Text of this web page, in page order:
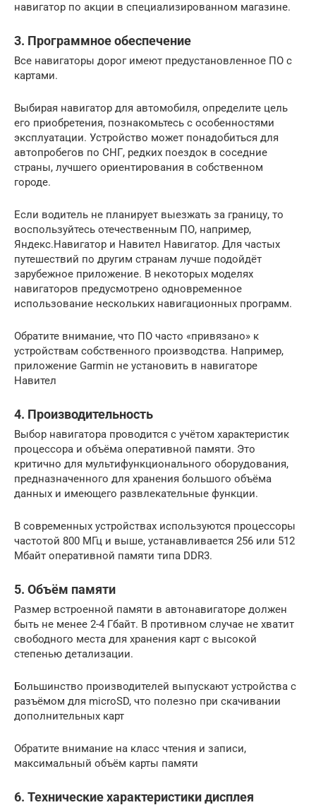
навигатор по акции в специализированном магазине.
3. Программное обеспечение
Все навигаторы дорог имеют предустановленное ПО с
картами.
Выбирая навигатор для автомобиля, определите цель
его приобретения, познакомьтесь с особенностями
эксплуатации. Устройство может понадобиться для
автопробегов по СНГ, редких поездок в соседние
страны, лучшего ориентирования в собственном
городе.
Если водитель не планирует выезжать за границу, то
воспользуйтесь отечественным ПО, например,
Яндекс.Навигатор и Навител Навигатор. Для частых
путешествий по другим странам лучше подойдёт
зарубежное приложение. В некоторых моделях
навигаторов предусмотрено одновременное
использование нескольких навигационных программ.
Обратите внимание, что ПО часто «привязано» к
устройствам собственного производства. Например,
приложение Garmin не установить в навигаторе
Навител
4. Производительность
Выбор навигатора проводится с учётом характеристик
процессора и объёма оперативной памяти. Это
критично для мультифункционального оборудования,
предназначенного для хранения большого объёма
данных и имеющего развлекательные функции.
В современных устройствах используются процессоры
частотой 800 МГц и выше, устанавливается 256 или 512
Мбайт оперативной памяти типа DDR3.
5. Объём памяти
Размер встроенной памяти в автонавигаторе должен
быть не менее 2-4 Гбайт. В противном случае не хватит
свободного места для хранения карт с высокой
степенью детализации.
Большинство производителей выпускают устройства с
разъёмом для microSD, что полезно при скачивании
дополнительных карт
Обратите внимание на класс чтения и записи,
максимальный объём карты памяти
6. Технические характеристики дисплея